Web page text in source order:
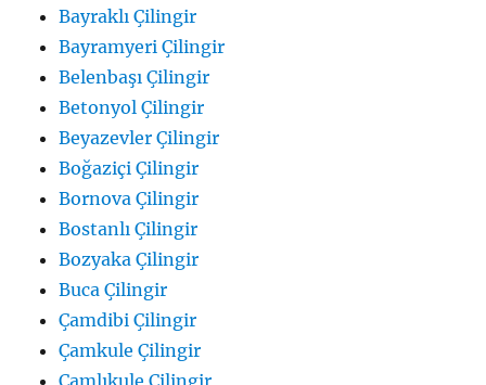
Bayraklı Çilingir
Bayramyeri Çilingir
Belenbaşı Çilingir
Betonyol Çilingir
Beyazevler Çilingir
Boğaziçi Çilingir
Bornova Çilingir
Bostanlı Çilingir
Bozyaka Çilingir
Buca Çilingir
Çamdibi Çilingir
Çamkule Çilingir
Çamlıkule Çilingir